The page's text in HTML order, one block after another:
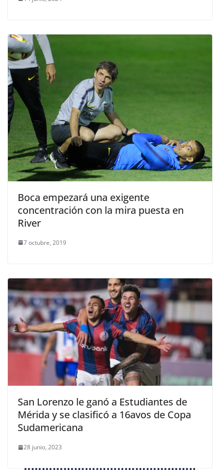
Boca empezará una exigente
concentración con la mira puesta en
River
7 octubre, 2019
San Lorenzo le ganó a Estudiantes de
Mérida y se clasificó a 16avos de Copa
Sudamericana
28 junio, 2023